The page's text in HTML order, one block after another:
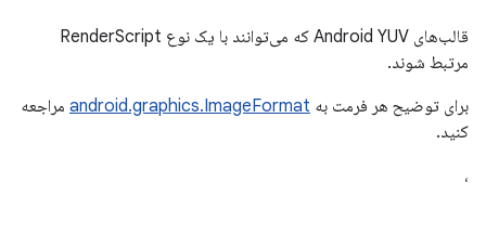
قالب‌های Android YUV که می‌توانند با یک نوع RenderScript
مرتبط شوند.
برای توضیح هر فرمت به android.graphics.ImageFormat مراجعه
کنید.
،